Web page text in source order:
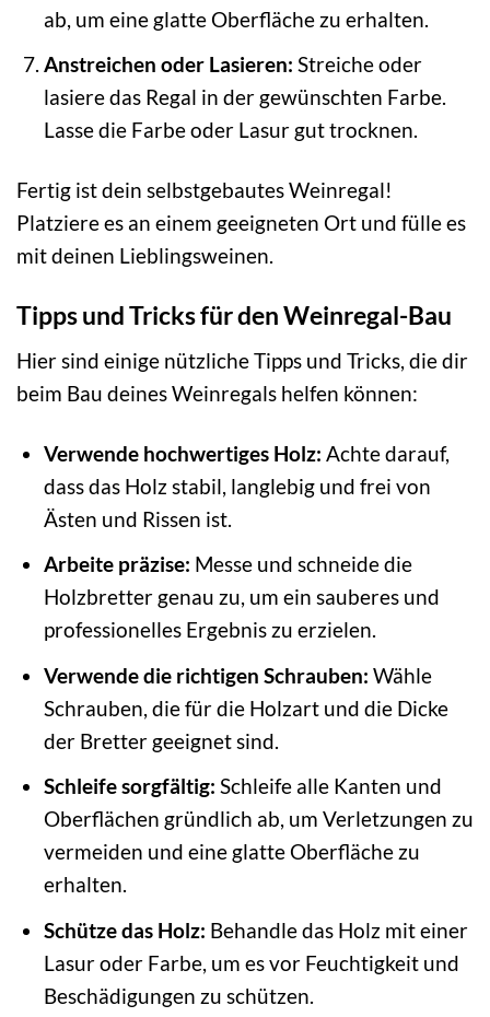
ab, um eine glatte Oberfläche zu erhalten.
Anstreichen oder Lasieren: Streiche oder
lasiere das Regal in der gewünschten Farbe.
Lasse die Farbe oder Lasur gut trocknen.
Fertig ist dein selbstgebautes Weinregal!
Platziere es an einem geeigneten Ort und fülle es
mit deinen Lieblingsweinen.
Tipps und Tricks für den Weinregal-Bau
Hier sind einige nützliche Tipps und Tricks, die dir
beim Bau deines Weinregals helfen können:
Verwende hochwertiges Holz: Achte darauf,
dass das Holz stabil, langlebig und frei von
Ästen und Rissen ist.
Arbeite präzise: Messe und schneide die
Holzbretter genau zu, um ein sauberes und
professionelles Ergebnis zu erzielen.
Verwende die richtigen Schrauben: Wähle
Schrauben, die für die Holzart und die Dicke
der Bretter geeignet sind.
Schleife sorgfältig: Schleife alle Kanten und
Oberflächen gründlich ab, um Verletzungen zu
vermeiden und eine glatte Oberfläche zu
erhalten.
Schütze das Holz: Behandle das Holz mit einer
Lasur oder Farbe, um es vor Feuchtigkeit und
Beschädigungen zu schützen.